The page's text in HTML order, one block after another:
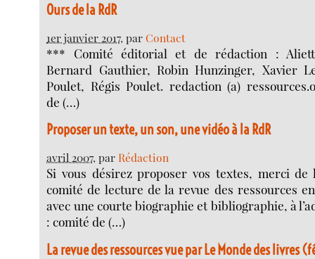
Ours de la RdR
1er janvier 2017, parContact
*** Comité éditorial et de rédaction :
Bernard Gauthier, Robin Hunzinger, Xavier
Poulet, Régis Poulet. redaction (a)
de (…)
Proposer un texte, un son, une vidéo à la RdR
avril 2007, parRédaction
Si vous désirez proposer vos textes, merci de
comité de lecture de la revue des ressources
avec une courte biographie et bibliographie, à
: comité de (…)
La revue des ressources vue par Le Monde des livres